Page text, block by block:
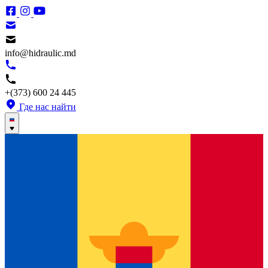
info@hidraulic.md
+(373) 600 24 445
Где нас найти